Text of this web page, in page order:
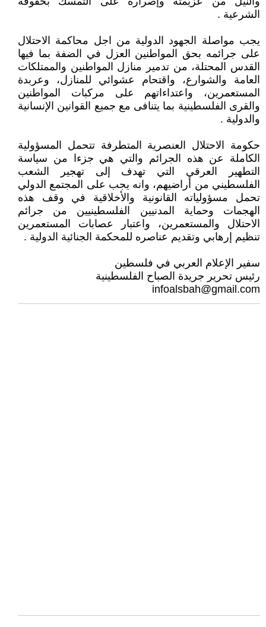
الشرعية .
يجب مواصلة الجهود الدولية من اجل محاكمة الاحتلال
على جرائمه بحق المواطنين العزل في الضفة بما فيها
القدس المحتلة، من تدمير منازل المواطنين والممتلكات
العامة والشوارع، واقتحام عشوائي للمنازل، وعربدة
المستعمرين، واعتداءاتهم على مركبات المواطنين
والقرى الفلسطينية بما يتنافى مع جميع القوانين الإنسانية
والدولية .
حكومة الاحتلال العنصرية المتطرفة تتحمل المسؤولية
الكاملة عن هذه الجرائم والتي هي جزءا من سياسة
التطهير العرقي التي تهدف إلى تهجير الشعب
الفلسطيني من أراضيهم، وانه يجب على المجتمع الدولي
تحمل مسؤولياته القانونية والأخلاقية في وقف هذه
الهجمات وحماية المدنيين الفلسطينيين من جرائم
الاحتلال والمستعمرين، واعتبار عصابات المستعمرين
تنظيم إرهابي وتقديم عناصره للمحكمة الجنائية الدولية .
سفير الإعلام العربي في فلسطين
رئيس تحرير جريدة الصباح الفلسطينية
infoalsbah@gmail.com